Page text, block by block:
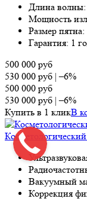
Длина волны:
Мощность
Размер
Гарантия: 1
500 000 руб
530 000 руб |–6%
500 000 руб
530 000 руб |–6%
Купить в 1 кликВ
Вакуумный
Коррекция